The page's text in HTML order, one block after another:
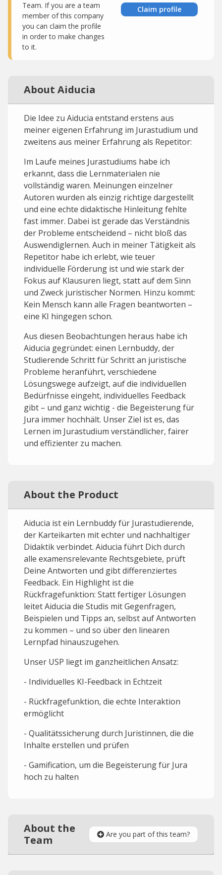
Team. If you are a team
member of this company
you can claim the profile
in order to make changes
to it.
Claim profile
About Aiducia
Die Idee zu Aiducia entstand erstens aus
meiner eigenen Erfahrung im Jurastudium und
zweitens aus meiner Erfahrung als Repetitor:
Im Laufe meines Jurastudiums habe ich
erkannt, dass die Lernmaterialen nie
vollständig waren. Meinungen einzelner
Autoren wurden als einzig richtige dargestellt
und eine echte didaktische Hinleitung fehlte
fast immer. Dabei ist gerade das Verständnis
der Probleme entscheidend – nicht bloß das
Auswendiglernen. Auch in meiner Tätigkeit als
Repetitor habe ich erlebt, wie teuer
individuelle Förderung ist und wie stark der
Fokus auf Klausuren liegt, statt auf dem Sinn
und Zweck juristischer Normen. Hinzu kommt:
Kein Mensch kann alle Fragen beantworten –
eine KI hingegen schon.
Aus diesen Beobachtungen heraus habe ich
Aiducia gegründet: einen Lernbuddy, der
Studierende Schritt für Schritt an juristische
Probleme heranführt, verschiedene
Lösungswege aufzeigt, auf die individuellen
Bedürfnisse eingeht, individuelles Feedback
gibt – und ganz wichtig - die Begeisterung für
Jura immer hochhält. Unser Ziel ist es, das
Lernen im Jurastudium verständlicher, fairer
und effizienter zu machen.
About the Product
Aiducia ist ein Lernbuddy für Jurastudierende,
der Karteikarten mit echter und nachhaltiger
Didaktik verbindet. Aiducia führt Dich durch
alle examensrelevante Rechtsgebiete, prüft
Deine Antworten und gibt differenziertes
Feedback. Ein Highlight ist die
Rückfragefunktion: Statt fertiger Lösungen
leitet Aiducia die Studis mit Gegenfragen,
Beispielen und Tipps an, selbst auf Antworten
zu kommen – und so über den linearen
Lernpfad hinauszugehen.
Unser USP liegt im ganzheitlichen Ansatz:
- Individuelles KI-Feedback in Echtzeit
- Rückfragefunktion, die echte Interaktion
ermöglicht
- Qualitätssicherung durch Juristinnen, die die
Inhalte erstellen und prüfen
- Gamification, um die Begeisterung für Jura
hoch zu halten
About the
Team
Are you part of this team?